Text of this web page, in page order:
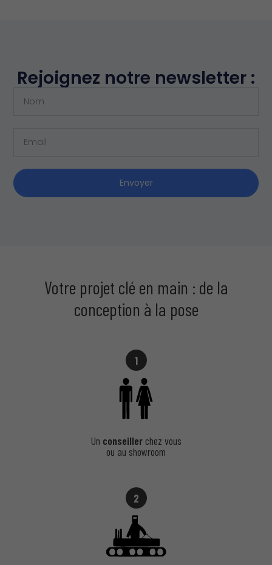
Rejoignez notre newsletter :
Envoyer
Votre projet clé en main : de la
conception à la pose
1
Un conseillerchez vous
ou au showroom
2